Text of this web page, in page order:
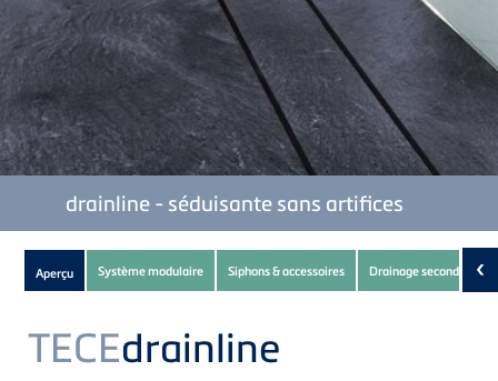
drainline - séduisante sans artifices
Subnavigation
of
current
Product
Aperçu Système modulaire Siphons & accessoires Drainage secondaire‹
TECEdrainline